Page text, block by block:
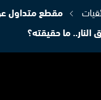
مقطع متداول
ما حقيقته؟